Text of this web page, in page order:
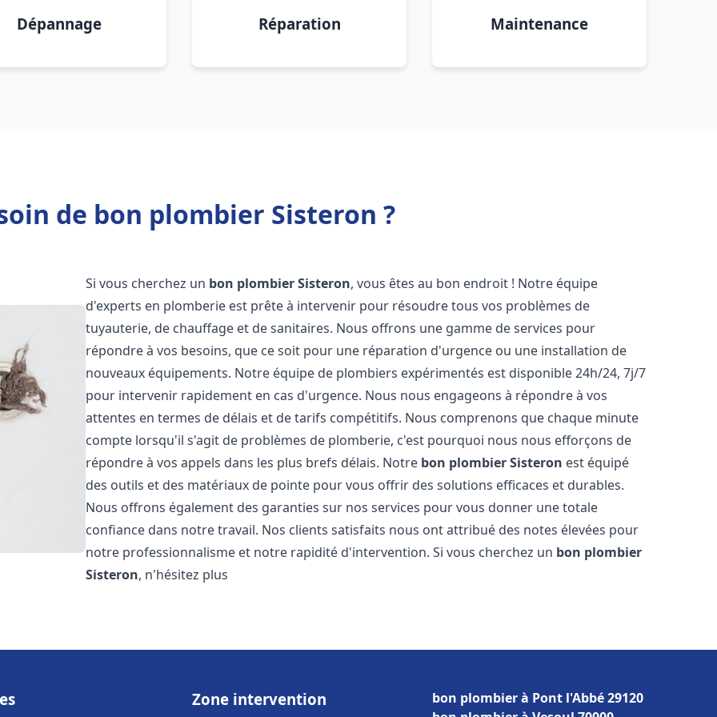
Dépannage Réparation Maintenance
de bon plombier Sisteron ?
Si vous cherchez un bon plombierSisteron, vous êtes au bon endroit ! Notre équipe
d'experts en plomberie est prête à intervenir pour résoudre tous vos problèmes de
tuyauterie, de chauffage et de sanitaires. Nous offrons une gamme de services pour
répondre à vos besoins, que ce soit pour une réparation d'urgence ou une installation de
nouveaux équipements. Notre équipe de plombiers expérimentés est disponible 24h/24, 7j/7
pour intervenir rapidement en cas d'urgence. Nous nous engageons à répondre à vos
attentes en termes de délais et de tarifs compétitifs. Nous comprenons que chaque minute
compte lorsqu'il s'agit de problèmes de plomberie, c'est pourquoi nous nous efforçons de
répondre à vos appels dans les plus brefs délais. Notre bon plombierSisteron est équipé
des outils et des matériaux de pointe pour vous offrir des solutions efficaces et durables.
Nous offrons également des garanties sur nos services pour vous donner une totale
confiance dans notre travail. Nos clients satisfaits nous ont attribué des notes élevées pour
notre professionnalisme et notre rapidité d'intervention. Si vous cherchez un bon plombier
Sisteron, n'hésitez plus
Zone intervention
bon plombier à Pont l'Abbé 29120